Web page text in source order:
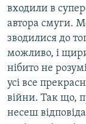
входили в
автора смуги.
зводилися до
можливо, і
нібито не
усі все
війни. Так що,
несеш